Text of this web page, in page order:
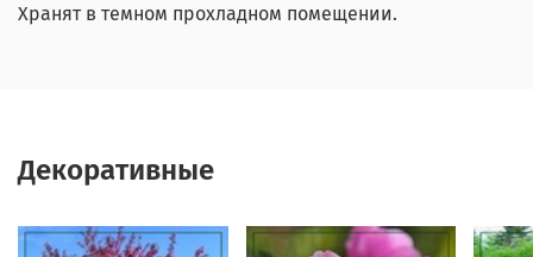
Хранят в темном прохладном помещении.
Декоративные